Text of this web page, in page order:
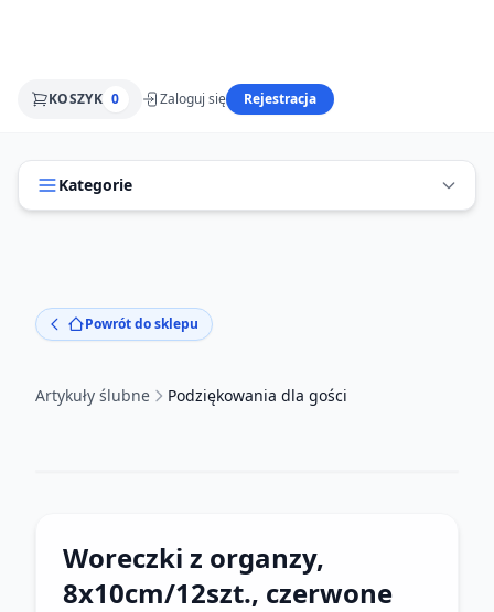
KOSZYK 0 Zaloguj się Rejestracja
Kategorie
Powrót do sklepu
Artykuły ślubne Podziękowania dla gości
Woreczki z organzy,
8x10cm/12szt., czerwone